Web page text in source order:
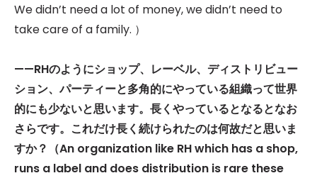
We didn’t need a lot of money, we didn’t need to
take care of a family. ）
——RHのようにショップ、レーベル、ディストリビュー
ション、パーティーと多角的にやっている組織って世界
的にも少ないと思います。長くやっているとなるとなお
さらです。これだけ長く続けられたのは何故だと思いま
すか？（An organization like RH which has a shop,
runs a label and does distribution is rare these